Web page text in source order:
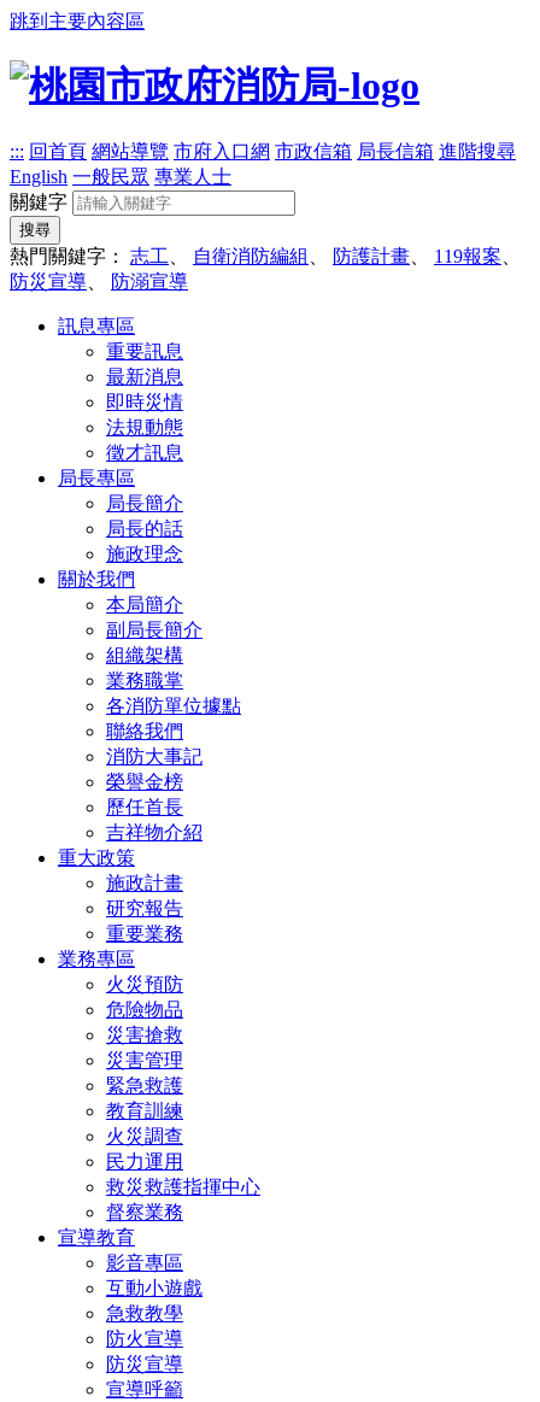
跳到主要內容區
::: 回首頁 網站導覽 市府入口網 市政信箱 局長信箱 進階搜尋
English 一般民眾 專業人士
關鍵字
搜尋
熱門關鍵字： 志工 自衛消防編組 防護計畫 119報案
防災宣導
防溺宣導
訊息專區
重要訊息
最新消息
即時災情
法規動態
徵才訊息
局長專區
局長簡介
局長的話
施政理念
關於我們
本局簡介
副局長簡介
組織架構
業務職掌
各消防單位據點
聯絡我們
消防大事記
榮譽金榜
歷任首長
吉祥物介紹
重大政策
施政計畫
研究報告
重要業務
業務專區
火災預防
危險物品
災害搶救
災害管理
緊急救護
教育訓練
火災調查
民力運用
救災救護指揮中心
督察業務
宣導教育
影音專區
互動小遊戲
急救教學
防火宣導
防災宣導
宣導呼籲